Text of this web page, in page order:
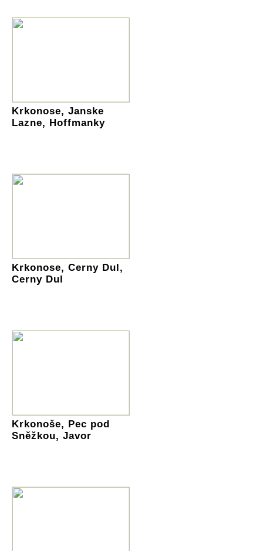
Krkonose, Janske
Lazne, Hoffmanky
Krkonose, Cerny Dul,
Cerny Dul
Krkonoše, Pec pod
Sněžkou, Javor